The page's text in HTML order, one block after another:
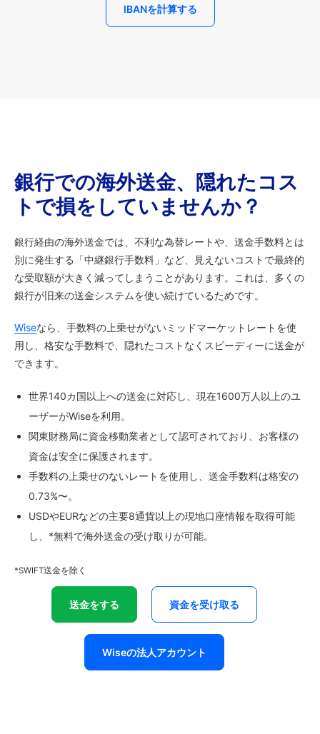
IBANを計算する
銀行での海外送金、隠れたコス
トで損をしていませんか？
銀行経由の海外送金では、不利な為替レートや、送金手数料とは
別に発生する「中継銀行手数料」など、見えないコストで最終的
な受取額が大きく減ってしまうことがあります。これは、多くの
銀行が旧来の送金システムを使い続けているためです。
Wiseなら、手数料の上乗せがないミッドマーケットレートを使
用し、格安な手数料で、隠れたコストなくスピーディーに送金が
できます。
世界140カ国以上への送金に対応し、現在1600万人以上のユ
ーザーがWiseを利用。
関東財務局に資金移動業者として認可されており、お客様の
資金は安全に保護されます。
手数料の上乗せのないレートを使用し、送金手数料は格安の
0.73%〜。
USDやEURなどの主要8通貨以上の現地口座情報を取得可能
し、*無料で海外送金の受け取りが可能。
*SWIFT送金を除く
送金をする 資金を受け取る
Wiseの法人アカウント